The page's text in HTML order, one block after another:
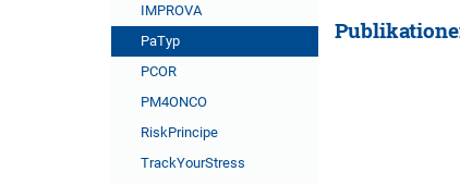
IMPROVA
PaTyp
PCOR
PM4ONCO
RiskPrincipe
TrackYourStress